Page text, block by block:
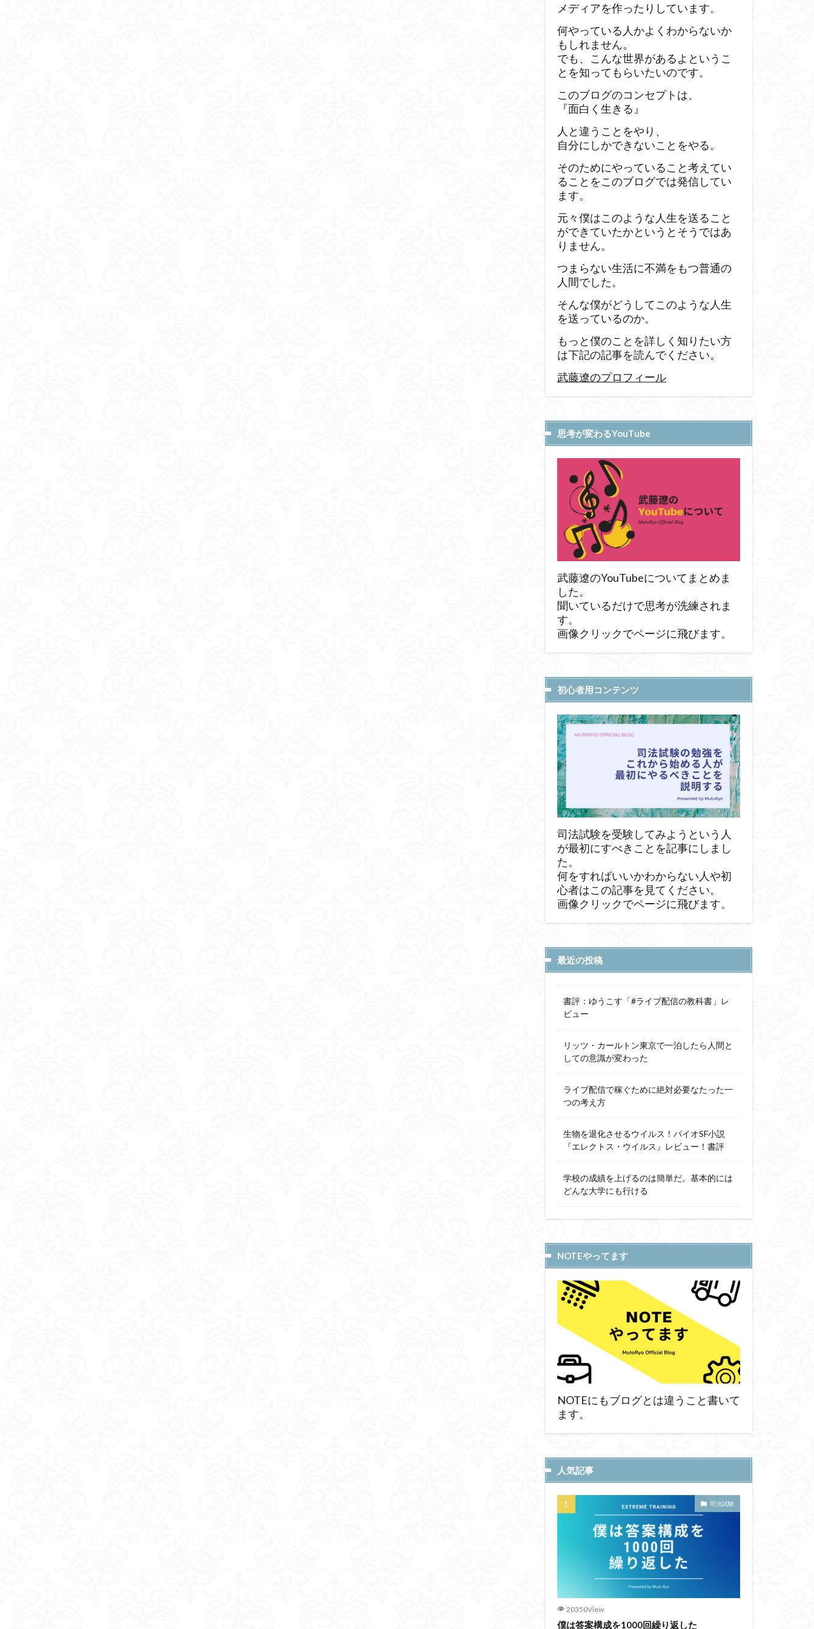
メディアを作ったりしています。
何やっている人かよくわからないか
もしれません。
でも、こんな世界があるよというこ
とを知ってもらいたいのです。
このブログのコンセプトは、
『面白く生きる』
人と違うことをやり、
自分にしかできないことをやる。
そのためにやっていること考えてい
ることをこのブログでは発信してい
ます。
元々僕はこのような人生を送ること
ができていたかというとそうではあ
りません。
つまらない生活に不満をもつ普通の
人間でした。
そんな僕がどうしてこのような人生
を送っているのか。
もっと僕のことを詳しく知りたい方
は下記の記事を読んでください。
武藤遼のプロフィール
思考が変わるYouTube
武藤遼のYouTubeについてまとめま
した。
聞いているだけで思考が洗練されま
す。
画像クリックでページに飛びます。
初心者用コンテンツ
司法試験を受験してみようという人
が最初にすべきことを記事にしまし
た。
何をすればいいかわからない人や初
心者はこの記事を見てください。
画像クリックでページに飛びます。
最近の投稿
書評：ゆうこす「#ライブ配信の教科書」レ
ビュー
リッツ・カールトン東京で一泊したら人間と
しての意識が変わった
ライブ配信で稼ぐために絶対必要なたった一
つの考え方
生物を退化させるウイルス！バイオSF小説
『エレクトス・ウイルス』レビュー！書評
学校の成績を上げるのは簡単だ。基本的には
どんな大学にも行ける
NOTEやってます
NOTEにもブログとは違うこと書いて
ます。
人気記事
司法試験
20350View
僕は答案構成を1000回繰り返した